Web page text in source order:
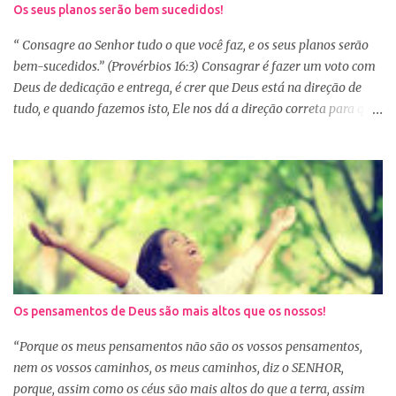
vários capítulos por dia, muitas até conseguem iniciar no dia
primeiro de janeiro, mas como não estão acostumas com a leitura
e também com a dificuldade de entendi...
Os seus planos serão bem sucedidos!
“ Consagre ao Senhor tudo o que você faz, e os seus planos serão
bem-sucedidos.” (Provérbios 16:3) Consagrar é fazer um voto com
Deus de dedicação e entrega, é crer que Deus está na direção de
tudo, e quando fazemos isto, Ele nos dá a direção correta para que
agirmos dessa forma seremos bem-sucedidas. E o que é ser bem-
sucedido? Para o mundo é aquele que alcança o sucesso com o
trabalho de suas próprias mãos, glorificando a si mesmo. Porém
para aquele que consagra tudo a Deus, o conceito é outro. Quando
consagramos nossa vida e nossos planos a Deus, ficamos
aguardando a Sua resposta que muitas vezes não é bem o que o
nosso coração desejava, mas é o desejo do coração de Deus. E
sabemos que Deus é perfeito e tem o melhor para nós. Consagrar
tudo a Deus e fazer a Sua vontade, é a garantia de que tudo dará
certo. Logo pela manhã, consagre s...
Os pensamentos de Deus são mais altos que os nossos!
“Porque os meus pensamentos não são os vossos pensamentos,
nem os vossos caminhos, os meus caminhos, diz o SENHOR,
porque, assim como os céus são mais altos do que a terra, assim